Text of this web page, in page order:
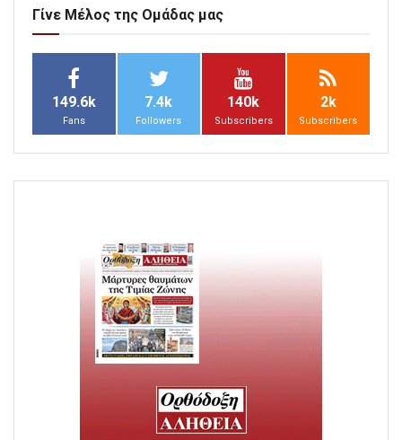
Γίνε Μέλος της Ομάδας μας
149.6k
Fans
7.4k
Followers
140k
Subscribers
2k
Subscribers